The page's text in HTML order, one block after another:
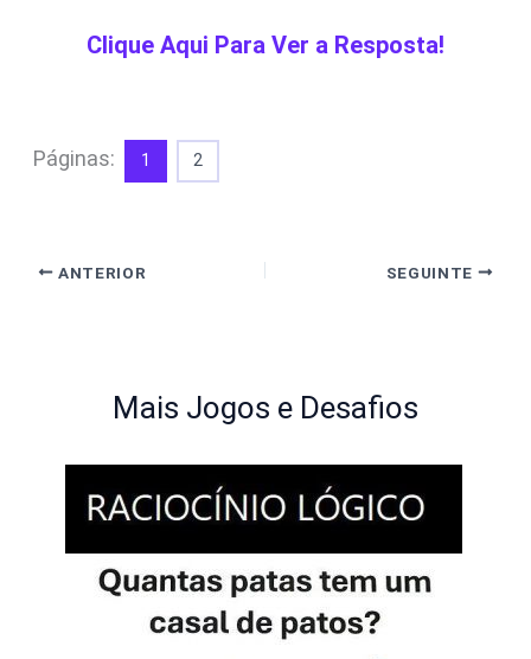
Clique Aqui Para Ver a Resposta!
Páginas: 1 2
ANTERIOR SEGUINTE
Mais Jogos e Desafios